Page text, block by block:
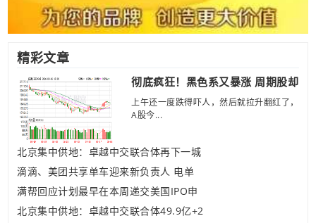
精彩文章
彻底疯狂！黑色系又暴涨 周期股却
上午还一度跌得吓人，然后就拉升翻红了，
A股今...
北京集中供地：卓越中交联合体再下一城
滴滴、美团共享单车迎来新负责人 电单
满帮回应计划最早在本周递交美国IPO申
北京集中供地：卓越中交联合体49.9亿+2